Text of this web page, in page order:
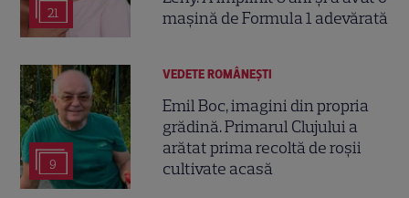
21
mașină de Formula 1 adevărată
9
VEDETE ROMÂNEŞTI
Emil Boc, imagini din propria
grădină. Primarul Clujului a
arătat prima recoltă de roșii
cultivate acasă